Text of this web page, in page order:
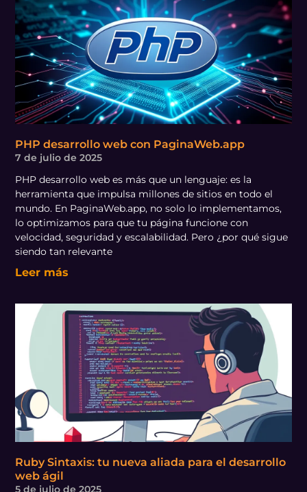
PHP desarrollo web con PaginaWeb.app
7 de julio de 2025
PHP desarrollo web es más que un lenguaje: es la
herramienta que impulsa millones de sitios en todo el
mundo. En PaginaWeb.app, no solo lo implementamos,
lo optimizamos para que tu página funcione con
velocidad, seguridad y escalabilidad. Pero ¿por qué sigue
siendo tan relevante
Leer más
Ruby Sintaxis: tu nueva aliada para el desarrollo
web ágil
5 de julio de 2025